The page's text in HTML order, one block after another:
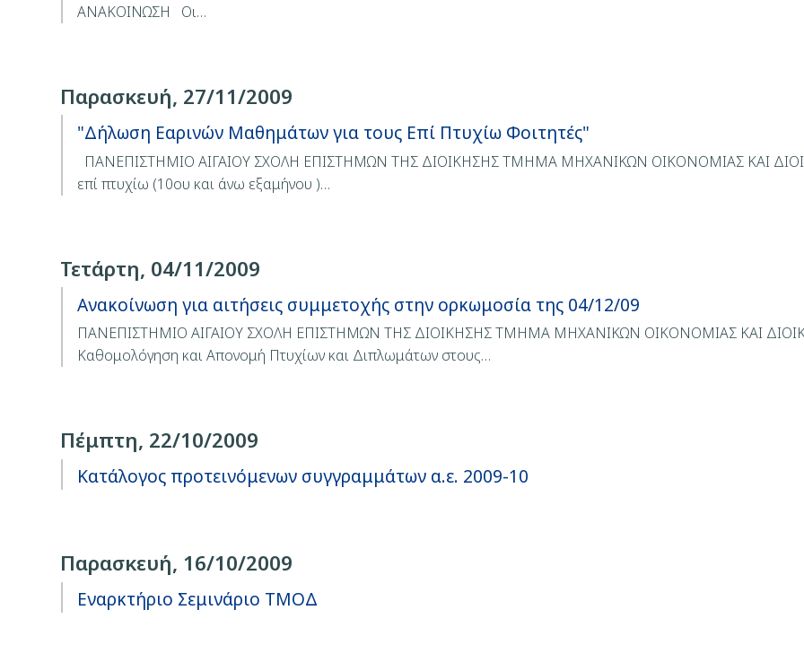
ΑΝΑΚΟΙΝΩΣΗ Οι…
Παρασκευή, 27/11/2009
"Δήλωση Εαρινών Μαθημάτων για τους Επί Πτυχίω Φοιτητές"
ΠΑΝΕΠΙΣΤΗΜΙΟ ΑΙΓΑΙΟΥ ΣΧΟΛΗ ΕΠΙΣΤΗΜΩΝ ΤΗΣ ΔΙΟΙΚΗΣΗΣ ΤΜΗΜΑ ΜΗΧΑΝΙΚΩΝ ΟΙΚΟΝΟΜΙΑΣ ΚΑΙ
επί πτυχίω (10ου και άνω εξαμήνου )…
Τετάρτη, 04/11/2009
Ανακοίνωση για αιτήσεις συμμετοχής στην ορκωμοσία της 04/12/09
ΠΑΝΕΠΙΣΤΗΜΙΟ ΑΙΓΑΙΟΥ ΣΧΟΛΗ ΕΠΙΣΤΗΜΩΝ ΤΗΣ ΔΙΟΙΚΗΣΗΣ ΤΜΗΜΑ ΜΗΧΑΝΙΚΩΝ ΟΙΚΟΝΟΜΙΑΣ ΚΑΙ
Καθομολόγηση και Απονομή Πτυχίων και Διπλωμάτων στους…
Πέμπτη, 22/10/2009
Κατάλογος προτεινόμενων συγγραμμάτων α.ε. 2009-10
Παρασκευή, 16/10/2009
Εναρκτήριο Σεμινάριο ΤΜΟΔ